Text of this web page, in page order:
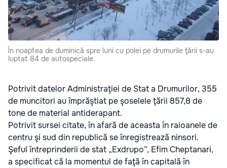
În noaptea de duminică spre luni cu polei pe drumurile ţării s-au
luptat 84 de autospeciale.
Potrivit datelor Administraţiei de Stat a Drumurilor, 355
de muncitori au împrăştiat pe şoselele ţării 857,8 de
tone de material antiderapant.
Potrivit sursei citate, în afară de aceasta în raioanele de
centru şi sud din republică se înregistrează ninsori.
Şeful întreprinderii de stat „Exdrupo”, Efim Cheptanari,
a specificat că la momentul de faţă în capitală în